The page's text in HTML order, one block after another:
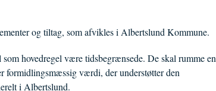
og tiltag, som afvikles i Albertslund Kommune.
hovedregel være tidsbegrænsede. De skal rumme en
formidlingsmæssig værdi, der understøtter den
i Albertslund.